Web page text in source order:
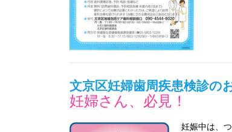
文京区妊婦歯周疾患検診の
妊婦さん、必見！
妊娠中は、